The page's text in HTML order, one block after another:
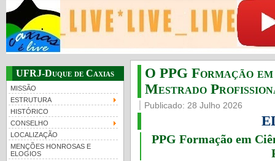
UFRJ-Duque de Caxias
MISSÃO
ESTRUTURA
HISTÓRICO
CONSELHO
LOCALIZAÇÃO
MENÇÕES HONROSAS E
ELOGIOS
O PPG Formação
Mestrado
Publicado: 28 Julho 2026
PPG Formação em